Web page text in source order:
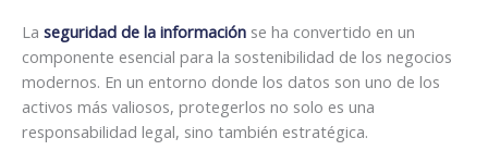
La seguridad de la información se ha convertido en un
componente esencial para la sostenibilidad de los negocios
modernos. En un entorno donde los datos son uno de los
activos más valiosos, protegerlos no solo es una
responsabilidad legal, sino también estratégica.